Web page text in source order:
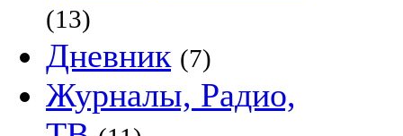
(13)
Дневник (7)
Журналы, Радио,